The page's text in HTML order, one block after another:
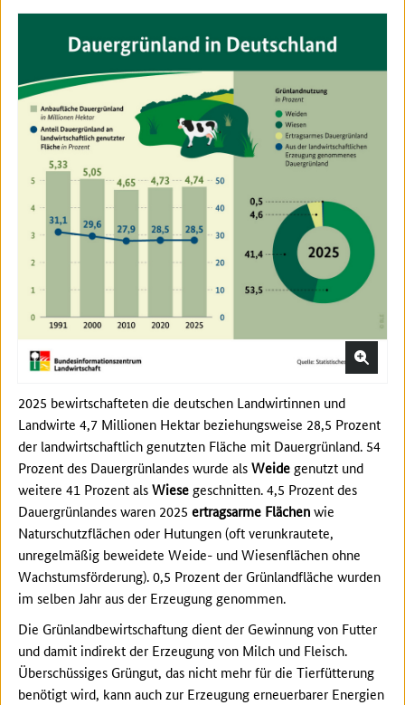
2025 bewirtschafteten die deutschen Landwirtinnen und
Landwirte 4,7 Millionen Hektar beziehungsweise 28,5 Prozent
der landwirtschaftlich genutzten Fläche mit Dauergrünland. 54
Prozent des Dauergrünlandes wurde alsWeide genutzt und
weitere 41 Prozent alsWiese geschnitten. 4,5 Prozent des
Dauergrünlandes waren 2025 ertragsarme Flächenwie
Naturschutzflächen oder Hutungen (oft verunkrautete,
unregelmäßig beweidete Weide- und Wiesenflächen ohne
Wachstumsförderung). 0,5 Prozent der Grünlandfläche wurden
im selben Jahr aus der Erzeugung genommen.
Die Grünlandbewirtschaftung dient der Gewinnung von Futter
und damit indirekt der Erzeugung von Milch und Fleisch.
Überschüssiges Grüngut, das nicht mehr für die Tierfütterung
benötigt wird, kann auch zur Erzeugung erneuerbarer Energien